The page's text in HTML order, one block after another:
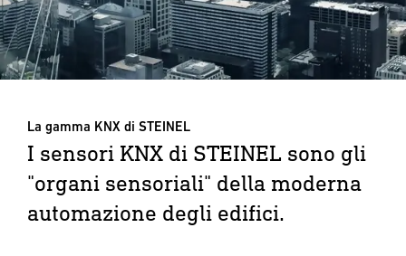
La gamma KNX di STEINEL
I sensori KNX di STEINEL sono gli
"organi sensoriali" della moderna
automazione degli edifici.